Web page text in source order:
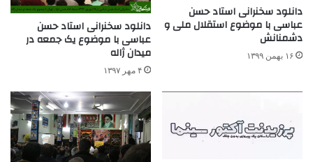
دانلود سخنرانی استاد حسن
عباسی با موضوع استقلال ملی و
دشمنانش
۱۶ بهمن ۱۳۹۹
دانلود سخنرانی استاد حسن
عباسی با موضوع یک جمعه در
میدان ژاله
۴ مهر ۱۳۹۷